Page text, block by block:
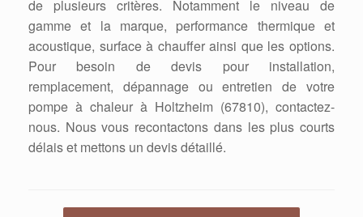
de plusieurs critères. Notamment le niveau de
gamme et la marque, performance thermique et
acoustique, surface à chauffer ainsi que les options.
Pour besoin de devis pour installation,
remplacement, dépannage ou entretien de votre
pompe à chaleur à Holtzheim (67810), contactez-
nous. Nous vous recontactons dans les plus courts
délais et mettons un devis détaillé.